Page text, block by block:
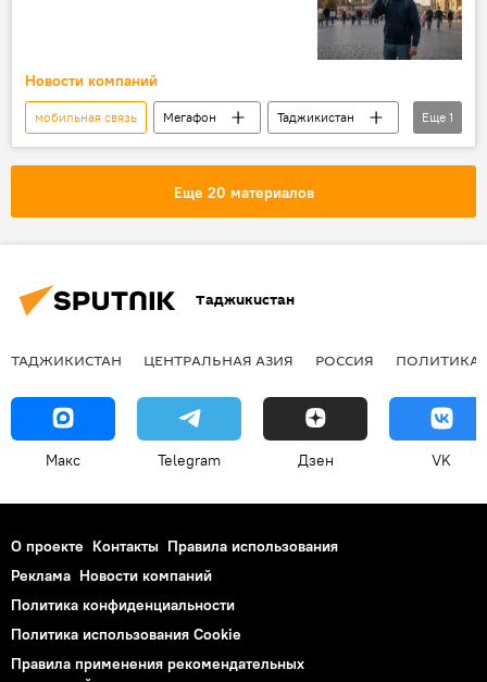
Новости компаний
мобильная связь Мегафон
Таджикистан
Новости компаний
Еще 1
Еще 20 материалов
Таджикистан
ТАДЖИКИСТАН ЦЕНТРАЛЬНАЯ АЗИЯ РОССИЯ ПОЛИТИКА
Макс Telegram Дзен VK
О проекте Контакты Правила использования
Реклама Новости компаний
Политика конфиденциальности
Политика использования Cookie
Правила применения рекомендательных